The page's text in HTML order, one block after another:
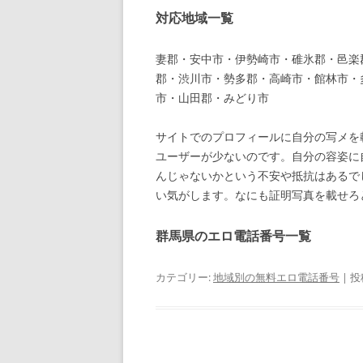
対応地域一覧
妻郡・安中市・伊勢崎市・碓氷郡・邑
郡・渋川市・勢多郡・高崎市・館林市
市・山田郡・みどり市
サイトでのプロフィールに自分の写メ
ユーザーが少ないのです。自分の容姿
んじゃないかという不安や抵抗はある
い気がします。なにも証明写真を載せ
群馬県のエロ電話番号一覧
カテゴリー:地域別の無料エロ電話番号 |